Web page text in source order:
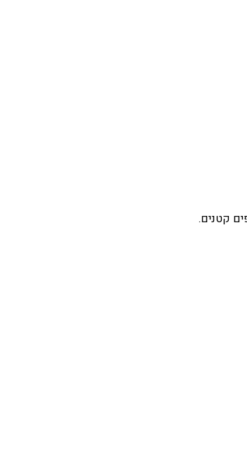
קטנים.